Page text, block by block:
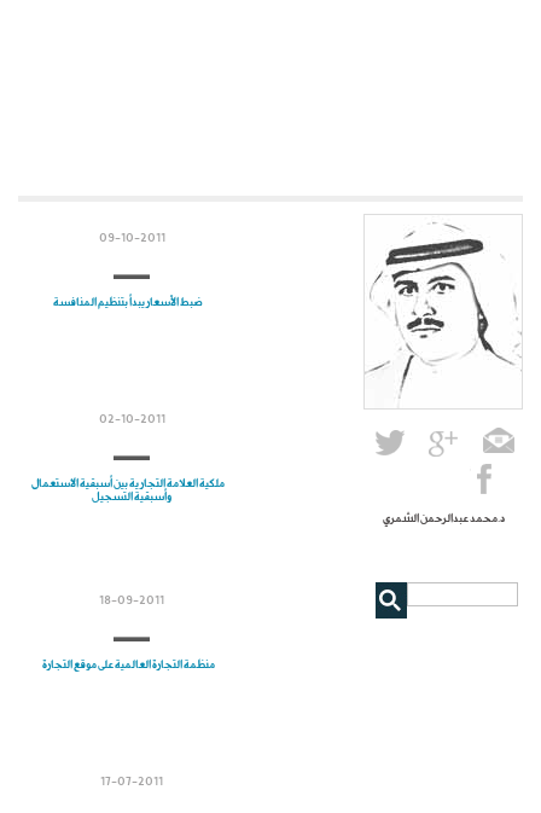
د.محمد عبدالرحمن الشمري
09-10-2011
ضبط الأسعار يبدأ بتنظيم المنافسة
02-10-2011
ملكية العلامة التجارية بين أسبقية الاستعمال
وأسبقية التسجيل
18-09-2011
منظمة التجارة العالمية على موقع التجارة
17-07-2011